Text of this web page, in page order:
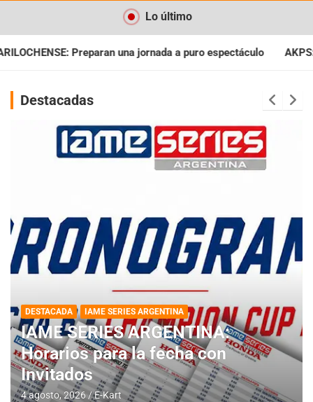
Lo último
a puro espectáculo AKPS: Intervino la IGJ y oficializó el
Destacadas
DESTACADA IAME SERIES ARGENTINA
IAME SERIES ARGENTINA:
Horarios para la fecha con
Invitados
4 agosto, 2026 E-Kart